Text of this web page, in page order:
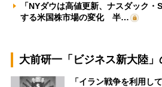
「NYダウは高値更新、ナスダック
する米国株市場の変化 半…
大前研一「ビジネス新大陸」
「イラン戦争を利用し